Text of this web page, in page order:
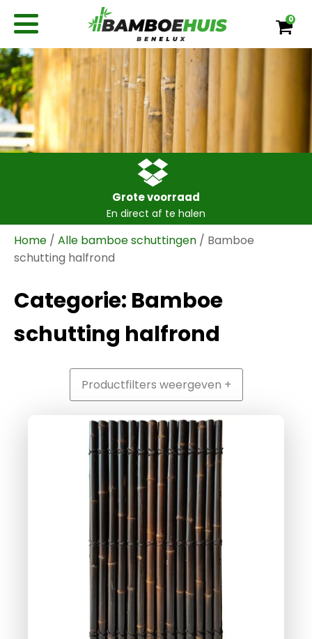
0
Grote voorraad
En direct af te halen
Home / Alle bamboe schuttingen / Bamboe
schutting halfrond
Categorie: Bamboe
schutting halfrond
Productfilters weergeven +